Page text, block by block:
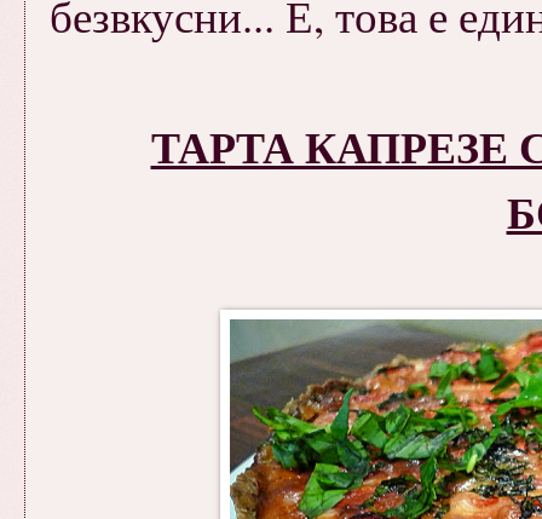
безвкусни... Е, това е
ТАРТА